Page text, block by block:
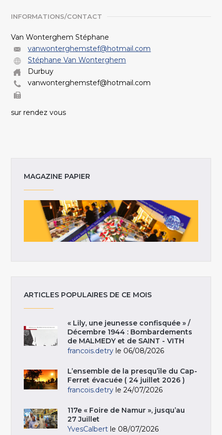
INFORMATIONS/CONTACT
Van Wonterghem Stéphane
vanwonterghemstef@hotmail.com
Stéphane Van Wonterghem
Durbuy
vanwonterghemstef@hotmail.com
sur rendez vous
MAGAZINE PAPIER
ARTICLES POPULAIRES DE CE MOIS
« Lily, une jeunesse confisquée » /
Décembre 1944 : Bombardements
de MALMEDY et de SAINT - VITH
francois.detry le 06/08/2026
L’ensemble de la presqu’île du Cap-
Ferret évacuée ( 24 juillet 2026 )
francois.detry le 24/07/2026
117e « Foire de Namur », jusqu’au
27 Juillet
YvesCalbert le 08/07/2026